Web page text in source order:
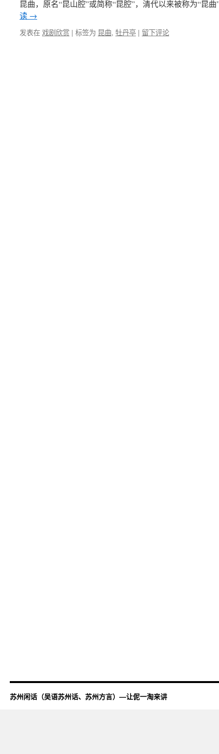
昆曲，原名“昆山腔”或简称“昆腔”，清代以来被称为“昆
读 →
发表在戏剧欣赏 | 标签为 昆曲, 牡丹亭 | 留下评论
苏州闲话（吴语苏州话、苏州方言）—让伲一淘来讲